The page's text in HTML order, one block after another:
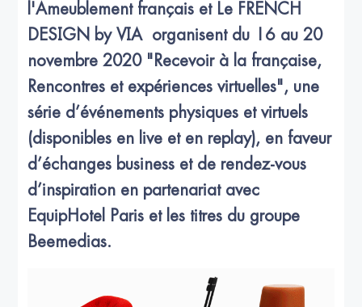
l'Ameublement français et Le FRENCH
DESIGN by VIA organisent du 16 au 20
novembre 2020 "Recevoir à la française,
Rencontres et expériences virtuelles", une
série d’événements physiques et virtuels
(disponibles en live et en replay), en faveur
d’échanges business et de rendez-vous
d’inspiration en partenariat avec
EquipHotel Paris et les titres du groupe
Beemedias.